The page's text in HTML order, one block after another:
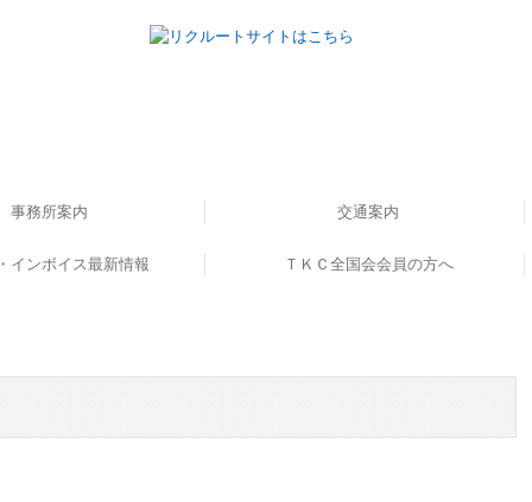
事務所案内
事務所概要
書籍のご案内
交通案内
インボイス最新情報 ＴＫＣ全国会会員の方へ